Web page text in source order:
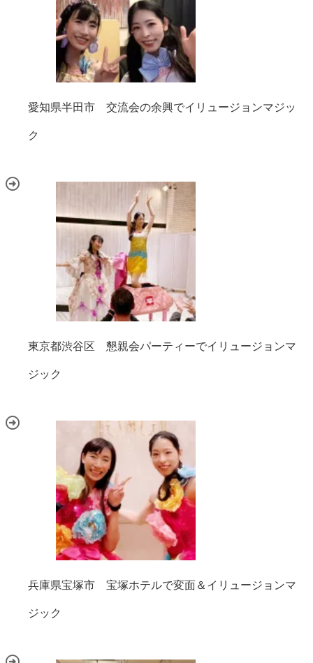
愛知県半田市 交流会の余興でイリュージョンマジッ
ク
東京都渋谷区 懇親会パーティーでイリュージョンマ
ジック
兵庫県宝塚市 宝塚ホテルで変面＆イリュージョンマ
ジック